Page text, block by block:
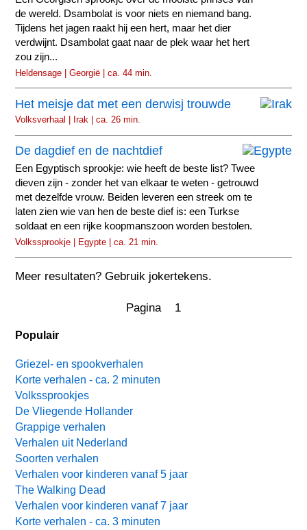
de wereld. Dsambolat is voor niets en niemand bang.
Tijdens het jagen raakt hij een hert, maar het dier
verdwijnt. Dsambolat gaat naar de plek waar het hert
zou zijn...
Heldensage | Georgië | ca. 44 min.
Het meisje dat met een derwisj trouwde
Volksverhaal | Irak | ca. 26 min.
De dagdief en de nachtdief
Een Egyptisch sprookje: wie heeft de beste list? Twee
dieven zijn - zonder het van elkaar te weten - getrouwd
met dezelfde vrouw. Beiden leveren een streek om te
laten zien wie van hen de beste dief is: een Turkse
soldaat en een rijke koopmanszoon worden bestolen.
Volkssprookje | Egypte | ca. 21 min.
Meer resultaten? Gebruik jokertekens.
Pagina 1
Populair
Griezel- en spookverhalen
Korte verhalen - ca. 2 minuten
Volkssprookjes
De Vliegende Hollander
Grappige verhalen
Verhalen uit Nederland
Soorten verhalen
Verhalen voor kinderen vanaf 5 jaar
The Walking Dead
Verhalen voor kinderen vanaf 7 jaar
Korte verhalen - ca. 3 minuten